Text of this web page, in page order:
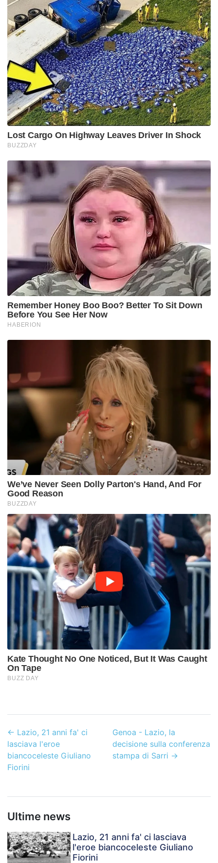
← Lazio, 21 anni fa' ci
lasciava l'eroe
biancoceleste Giuliano
Fiorini
Genoa - Lazio, la
decisione sulla conferenza
stampa di Sarri →
Ultime news
Lazio, 21 anni fa' ci lasciava
l'eroe biancoceleste Giuliano
Fiorini